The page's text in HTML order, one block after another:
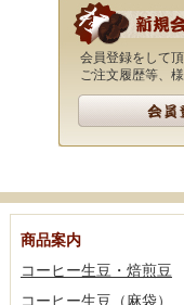
会員登録をして
ご注文履歴等、
商品案内
コーヒー生豆・焙煎豆
コーヒー生豆（麻袋）